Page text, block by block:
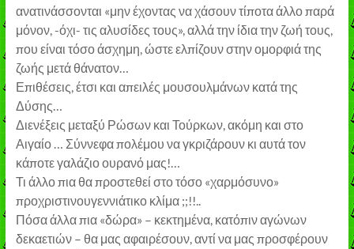
ανατινάσσονται «μην έχοντας να χάσουν τίποτα άλλο παρά
μόνον, -όχι- τις αλυσίδες τους», αλλά την ίδια την ζωή τους,
που είναι τόσο άσχημη, ώστε ελπίζουν στην ομορφιά της
ζωής μετά θάνατον…
Επιθέσεις, έτσι και απειλές μουσουλμάνων κατά της
Δύσης…
Διενέξεις μεταξύ Ρώσων και Τούρκων, ακόμη και στο
Αιγαίο … Σύννεφα πολέμου να γκριζάρουν κι αυτά τον
κάποτε γαλάζιο ουρανό μας!…
Τι άλλο πια θα προστεθεί στο τόσο «χαρμόσυνο»
προχριστινουγεννιάτικο κλίμα ;;!!..
Πόσα άλλα πια «δώρα» – κεκτημένα, κατόπιν αγώνων
δεκαετιών – θα μας αφαιρέσουν, αντί να μας προσφέρουν